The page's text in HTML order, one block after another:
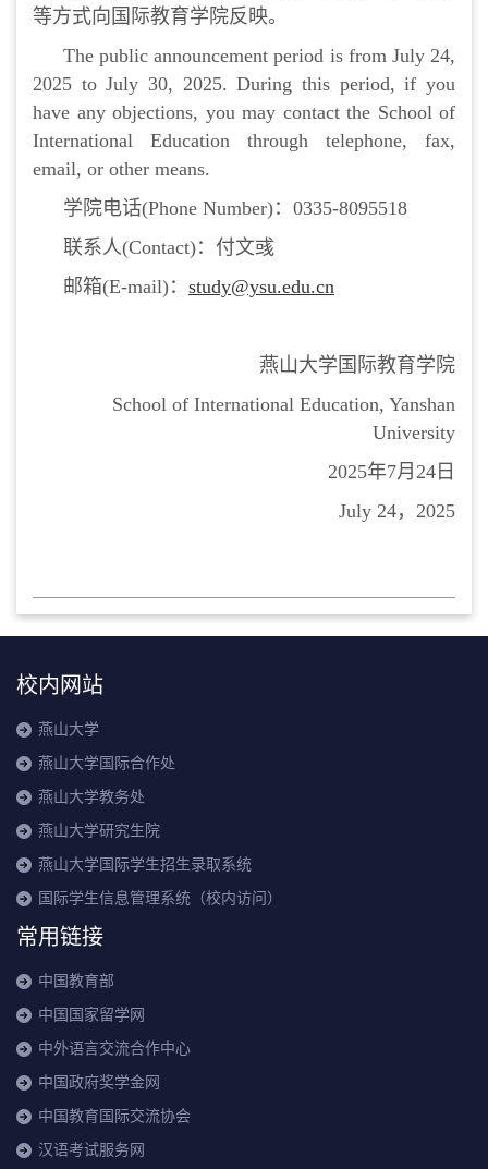
等方式向国际教育学院反映。
The public announcement period is from July 24,
2025 to July 30, 2025. During this period, if you
have any objections, you may contact the School of
International Education through telephone, fax,
email, or other means.
学院电话(Phone Number)：0335-8095518
联系人(Contact)：付文彧
邮箱(E-mail)： study@ysu.edu.cn
燕山大学国际教育学院
School of International Education, Yanshan
University
2025年7月24日
July 24，2025
校内网站
燕山大学
燕山大学国际合作处
燕山大学教务处
燕山大学研究生院
燕山大学国际学生招生录取系统
国际学生信息管理系统（校内访问）
常用链接
中国教育部
中国国家留学网
中外语言交流合作中心
中国政府奖学金网
中国教育国际交流协会
汉语考试服务网